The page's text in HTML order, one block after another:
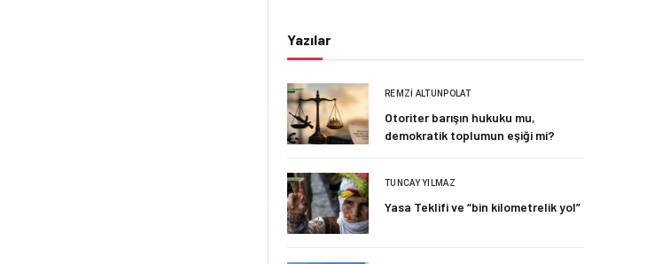
Yazılar
REMZI ALTUNPOLAT
Otoriter barışın hukuku mu,
demokratik toplumun eşiği mi?
TUNCAY YILMAZ
Yasa Teklifi ve “bin kilometrelik yol”